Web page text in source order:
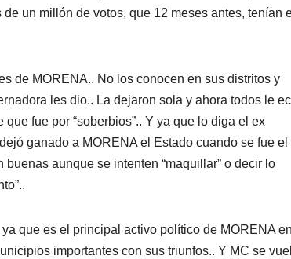
un millón de votos, que 12 meses antes, tenían
de MORENA.. No los conocen en sus distritos y
les dio.. La dejaron sola y ahora todos le
fue por “soberbios”.. Y ya que lo diga el ex
ganado a MORENA el Estado cuando se fue el
aunque se intenten “maquillar” o decir lo
que es el principal activo político de MORENA en
importantes con sus triunfos.. Y MC se